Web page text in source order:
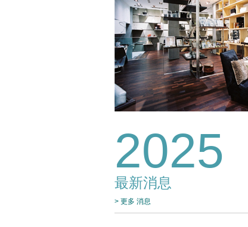
2025
最新消息
> 更多 消息